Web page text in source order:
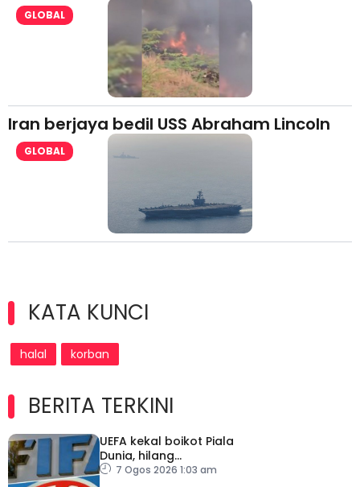
GLOBAL
Iran berjaya bedil USS Abraham Lincoln
GLOBAL
KATA KUNCI
halal korban
BERITA TERKINI
UEFA kekal boikot Piala
Dunia, hilang
kepercayaan kepada
7 Ogos 2026 1:03 am